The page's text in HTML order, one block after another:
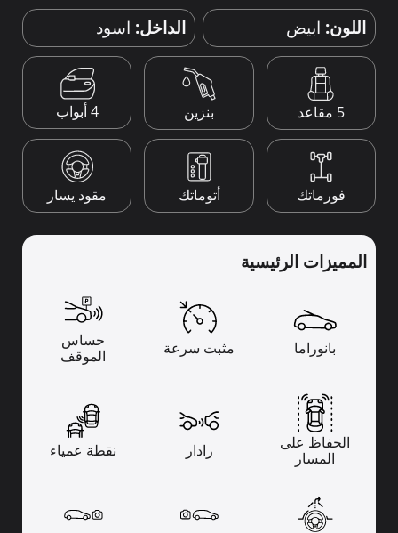
اللون: ابيض الداخل: اسود
5 مقاعد بنزين 4 أبواب
فورماتك أتوماتك مقود يسار
المميزات الرئيسية
بانوراما مثبت سرعة
حساس
الموقف
الحفاظ على
المسار
رادار نقطة عمياء